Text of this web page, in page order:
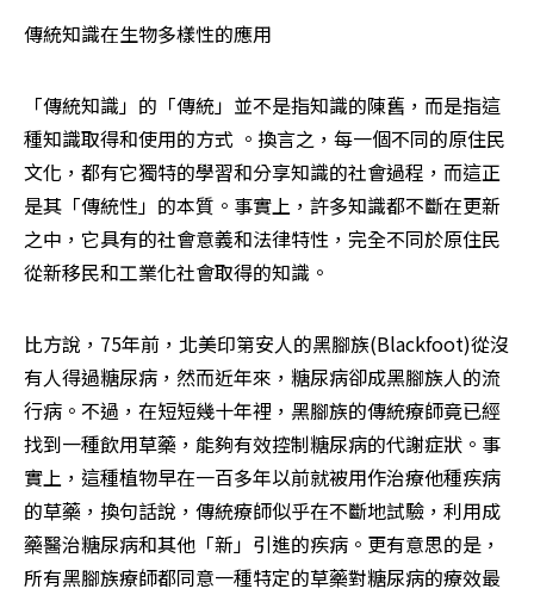
傳統知識在生物多樣性的應用
「傳統知識」的「傳統」並不是指知識的陳舊，而是指這
種知識取得和使用的方式 。換言之，每一個不同的原住民
文化，都有它獨特的學習和分享知識的社會過程，而這正
是其「傳統性」的本質。事實上，許多知識都不斷在更新
之中，它具有的社會意義和法律特性，完全不同於原住民
從新移民和工業化社會取得的知識。
比方說，75年前，北美印第安人的黑腳族(Blackfoot)從沒
有人得過糖尿病，然而近年來，糖尿病卻成黑腳族人的流
行病。不過，在短短幾十年裡，黑腳族的傳統療師竟已經
找到一種飲用草藥，能夠有效控制糖尿病的代謝症狀。事
實上，這種植物早在一百多年以前就被用作治療他種疾病
的草藥，換句話說，傳統療師似乎在不斷地試驗，利用成
藥醫治糖尿病和其他「新」引進的疾病。更有意思的是，
所有黑腳族療師都同意一種特定的草藥對糖尿病的療效最